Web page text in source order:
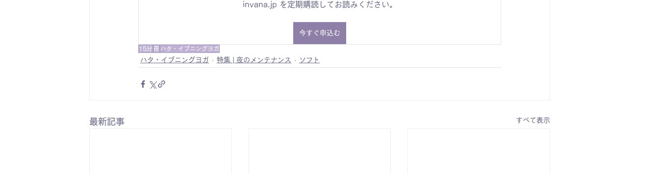
invana.jp を定期購読してお読みください。
今すぐ申込む
15分 夜 ハタ・イブニングヨガ
ハタ・イブニングヨガ 特集 | 夜のメンテナンス ソフト
最新記事 すべて表示